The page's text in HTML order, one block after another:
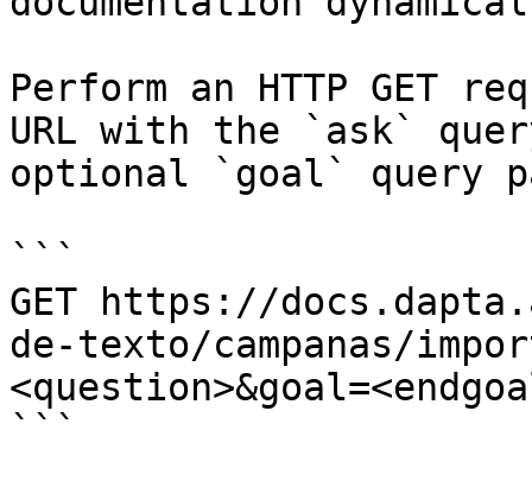
Perform an HTTP GET
URL with the `ask`
optional `goal` query
```
GET https://
de-texto/campanas/
```